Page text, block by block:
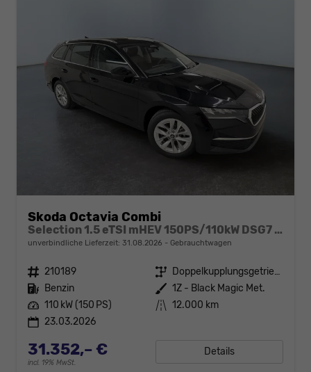
Skoda Octavia Combi
Selection 1.5 eTSI mHEV 150PS/110kW DSG7 2026 +AHK+SUNSET+3-ZONE+RFK+KESSY+EL.HECK+BHZ. LENKRAD
unverbindliche Lieferzeit: 31.08.2026 Gebrauchtwagen
Fahrzeugnr. 210189 Getriebe
Doppelkupplungsgetriebe (DSG)
Kraftstoff Benzin Außenfarbe 1Z - Black Magic Met.
Leistung 110 kW (150 PS) Kilometerstand 12.000 km
23.03.2026
31.352,– €
incl. 19% MwSt.
Details